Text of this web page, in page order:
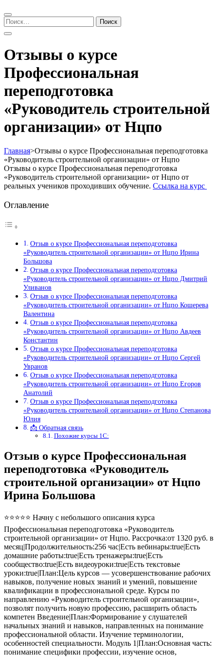
Найти:
Отзывы о курсе
Профессиональная
переподготовка
«Руководитель строительной
организации» от Нцпо
Главная>Отзывы о курсе Профессиональная переподготовка
«Руководитель строительной организации» от Нцпо
Отзывы о курсе Профессиональная переподготовка
«Руководитель строительной организации» от Нцпо от
реальных учеников проходивших обучение. Ссылка на курс
Оглавление
Отзыв о курсе Профессиональная переподготовка
«Руководитель строительной организации» от Нцпо Ирина
Большова
Отзыв о курсе Профессиональная переподготовка
«Руководитель строительной организации» от Нцпо Дмитрий
Уливанов
Отзыв о курсе Профессиональная переподготовка
«Руководитель строительной организации» от Нцпо Кошерева
Валентина
Отзыв о курсе Профессиональная переподготовка
«Руководитель строительной организации» от Нцпо Авдеев
Константин
Отзыв о курсе Профессиональная переподготовка
«Руководитель строительной организации» от Нцпо Сергей
Увранов
Отзыв о курсе Профессиональная переподготовка
«Руководитель строительной организации» от Нцпо Егоров
Анатолий
Отзыв о курсе Профессиональная переподготовка
«Руководитель строительной организации» от Нцпо Степанова
Юлия
📩 Обратная связь
Похожие курсы 1С:
Отзыв о курсе Профессиональная
переподготовка «Руководитель
строительной организации» от Нцпо
Ирина Большова
⭐⭐⭐⭐⭐ Начну с небольшого описания курса
Профессиональная переподготовка «Руководитель
строительной организации» от Нцпо. Рассрочка:от 1320 руб. в
месяц|Продолжительность:256 час|Есть вебинары:true|Есть
домашние работы:true|Есть тренажеры:true|Есть
сообщество:true|Есть видеоуроки:true|Есть текстовые
уроки:true|План:Цель курсов — усовершенствование рабочих
навыков, получение новых знаний и умений, повышение
квалификации в профессиональной среде. Курсы по
направлению «Руководитель строительной организации»,
позволят получить новую профессию, расширить область
компетен Введение|План:Формирование у слушателей
начальных знаний и навыков, направленных на понимание
профессиональной области. Изучение терминологии,
особенностей специальности. Модуль 1|План:Основная часть:
понимание специфики профессии, изучение основ,